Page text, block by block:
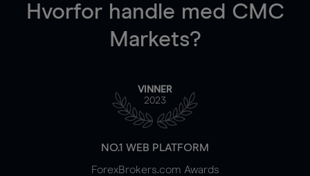
Hvorfor handle med CMC
Markets?
VINNER
2023
NO.1 WEB PLATFORM
ForexBrokers.com Awards